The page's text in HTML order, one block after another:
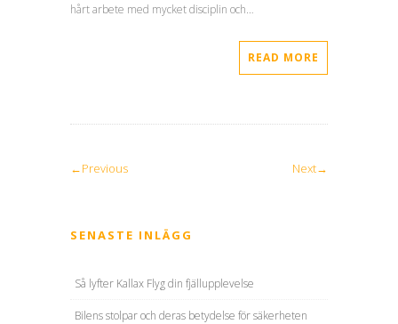
hårt arbete med mycket disciplin och…
READ MORE
←Previous Next→
SENASTE INLÄGG
Så lyfter Kallax Flyg din fjällupplevelse
Bilens stolpar och deras betydelse för säkerheten